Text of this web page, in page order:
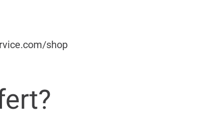
shop